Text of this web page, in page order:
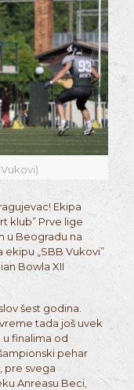
Ekipa
klub” Prve lige
u Beogradu na
„SBB Vukovi”
Bowla XII
šest godina.
tada još uvek
u finalima od
pehar
pre svega
Anreasu Beci,